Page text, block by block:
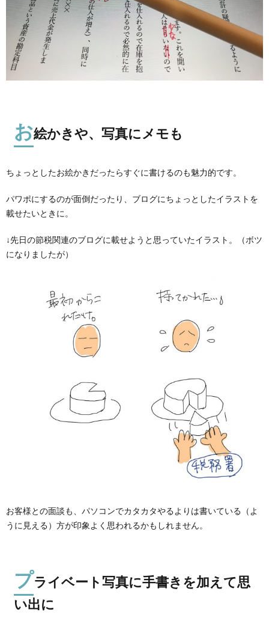
お絵かきや、写真にメモも
ちょっとしたお絵かきだったらすぐに書けるのも魅力的です。
パワポにするのが面倒だったり、ブログにちょっとしたイラストを
載せたいときに。
↓先日の節税関連のブログに載せようと思っていたイラスト。（ボツ
になりましたが）
お客様との面談も、パソコンでカタカタやるよりは書いている（よ
うに見える）方が印象よく思われるかもしれません。
プライベート写真に手書きを加えて思
い出に